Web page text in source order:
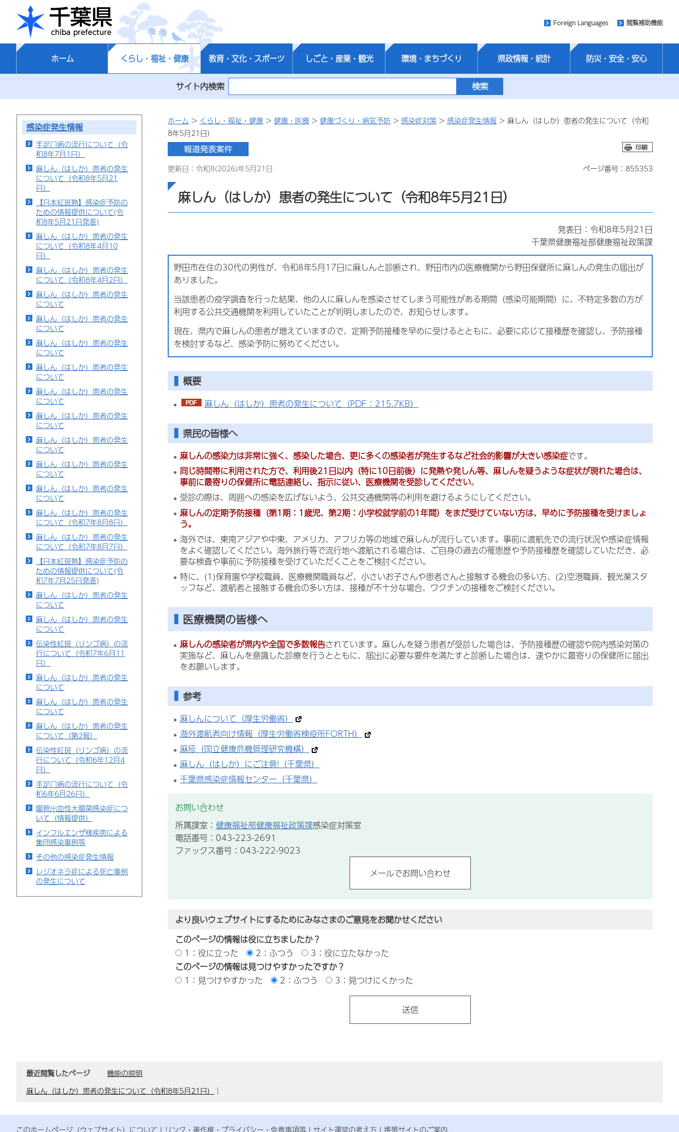
千葉県
Foreign Languages 閲覧補助機能
ホーム くらし・福祉・健康 教育・文化・スポーツ しごと・産業・観光 環境・まちづくり 県政情報・統計 防災・安全・安心
サイト内検索
感染症発生情報
手足口病の流行について（令
和8年7月1日）
麻しん（はしか）患者の発生
について（令和8年5月21
日）
【日本紅斑熱】感染症予防の
ための情報提供について(令
和8年5月21日発表)
麻しん（はしか）患者の発生
について（令和8年4月10
日）
麻しん（はしか）患者の発生
について（令和8年4月2日）
麻しん（はしか）患者の発生
について
麻しん（はしか）患者の発生
について
麻しん（はしか）患者の発生
について
麻しん（はしか）患者の発生
について
麻しん（はしか）患者の発生
について
麻しん（はしか）患者の発生
について
麻しん（はしか）患者の発生
について
麻しん（はしか）患者の発生
について
麻しん（はしか）患者の発生
について
麻しん（はしか）患者の発生
について（令和7年8月8日）
麻しん（はしか）患者の発生
について（令和7年8月7日）
【日本紅斑熱】感染症予防の
ための情報提供について(令
和7年7月25日発表)
麻しん（はしか）患者の発生
について
麻しん（はしか）患者の発生
について
伝染性紅斑（リンゴ病）の流
行について（令和7年6月11
日）
麻しん（はしか）患者の発生
について
麻しん（はしか）患者の発生
について
麻しん（はしか）患者の発生
について（第2報）
伝染性紅斑（リンゴ病）の流
行について（令和6年12月4
日）
手足口病の流行について（令
和6年6月26日）
腸管出血性大腸菌感染症につ
いて（情報提供）
インフルエンザ様疾患による
集団感染事例等
その他の感染症発生情報
レジオネラ症による死亡事例
の発生について
ホーム > くらし・福祉・健康 > 健康・医療 > 健康づくり・病気予防 > 感染症対策 > 感染症発生情報 > 麻しん（はしか）患者の発生について（令和
8年5月21日）
更新日：令和8(2026)年5月21日 ページ番号：855353
麻しん（はしか）患者の発生について（令和8年5月21日）
発表日：令和8年5月21日
千葉県健康福祉部健康福祉政策課
野田市在住の30代の男性が、令和8年5月17日に麻しんと診断され、野田市内の医療機関から野田保健所に麻しんの発生の届出が
ありました。
当該患者の疫学調査を行った結果、他の人に麻しんを感染させてしまう可能性がある期間（感染可能期間）に、不特定多数の方が
利用する公共交通機関を利用していたことが判明しましたので、お知らせします。
現在、県内で麻しんの患者が増えていますので、定期予防接種を早めに受けるとともに、必要に応じて接種歴を確認し、予防接種
を検討するなど、感染予防に努めてください。
概要
麻しん（はしか）患者の発生について（PDF：215.7KB）
県民の皆様へ
麻しんの感染力は非常に強く、感染した場合、更に多くの感染者が発生するなど社会的影響が大きい感染症です。
同じ時間帯に利用された方で、利用後21日以内（特に10日前後）に発熱や発しん等、麻しんを疑うような症状が現れた場合は、
事前に最寄りの保健所に電話連絡し、指示に従い、医療機関を受診してください。
受診の際は、周囲への感染を広げないよう、公共交通機関等の利用を避けるようにしてください。
麻しんの定期予防接種（第1期：1歳児、第2期：小学校就学前の1年間）をまだ受けていない方は、早めに予防接種を受けましょ
う。
海外では、東南アジアや中東、アメリカ、アフリカ等の地域で麻しんが流行しています。事前に渡航先での流行状況や感染症情報
をよく確認してください。海外旅行等で流行地へ渡航される場合は、ご自身の過去の罹患歴や予防接種歴を確認していただき、必
要な検査や事前に予防接種を受けていただくことをご検討ください。
特に、(1)保育園や学校職員、医療機関職員など、小さいお子さんや患者さんと接触する機会の多い方、(2)空港職員、観光業スタ
ッフなど、渡航者と接触する機会の多い方は、接種が不十分な場合、ワクチンの接種をご検討ください。
医療機関の皆様へ
麻しんの感染者が県内や全国で多数報告されています。麻しんを疑う患者が受診した場合は、予防接種歴の確認や院内感染対策の
実施など、麻しんを意識した診療を行うとともに、届出に必要な要件を満たすと診断した場合は、速やかに最寄りの保健所に届出
をお願いします。
参考
麻しんについて（厚生労働省）
海外渡航者向け情報（厚生労働省検疫所FORTH）
麻疹（国立健康危機管理研究機構）
麻しん（はしか）にご注意!（千葉県）
千葉県感染症情報センター（千葉県）
お問い合わせ
所属課室： 健康福祉部健康福祉政策課感染症対策室
電話番号：043-223-2691
ファックス番号：043-222-9023
より良いウェブサイトにするためにみなさまのご意見をお聞かせください
このページの情報は役に立ちましたか？
1：役に立った
2：ふつう
3：役に立たなかった
このページの情報は見つけやすかったですか？
1：見つけやすかった
2：ふつう 3：見つけにくかった
最近閲覧したページ
機能の説明
麻しん（はしか）患者の発生について（令和8年5月21日）
｜
このホームページ（ウェブサイト）について リンク・著作権・プライバシー・免責事項等 サイト運営の考え方 携帯サイトのご案内